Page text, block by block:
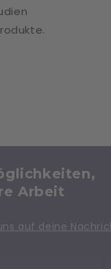
Arbeit
auf deine